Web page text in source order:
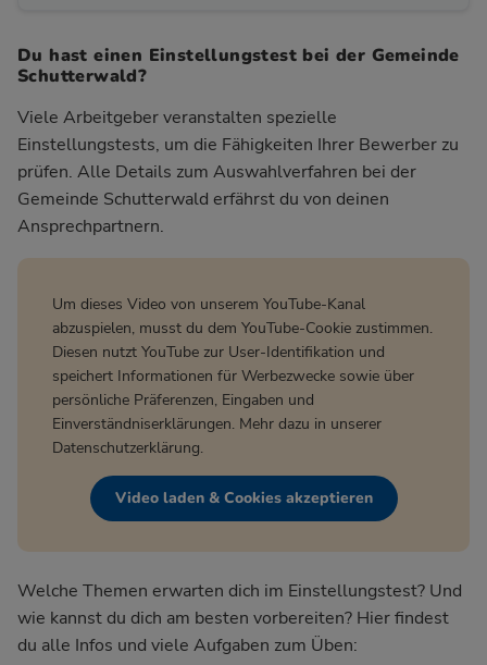
Du hast einen Einstellungstest bei der Gemeinde
Schutterwald?
Viele Arbeitgeber veranstalten spezielle
Einstellungstests, um die Fähigkeiten Ihrer Bewerber zu
prüfen. Alle Details zum Auswahlverfahren bei der
Gemeinde Schutterwald erfährst du von deinen
Ansprechpartnern.
Um dieses Video von unserem YouTube-Kanal
abzuspielen, musst du dem YouTube-Cookie zustimmen.
Diesen nutzt YouTube zur User-Identifikation und
speichert Informationen für Werbezwecke sowie über
persönliche Präferenzen, Eingaben und
Einverständniserklärungen. Mehr dazu in unserer
Datenschutzerklärung.
Video laden & Cookies akzeptieren
Welche Themen erwarten dich im Einstellungstest? Und
wie kannst du dich am besten vorbereiten? Hier findest
du alle Infos und viele Aufgaben zum Üben: